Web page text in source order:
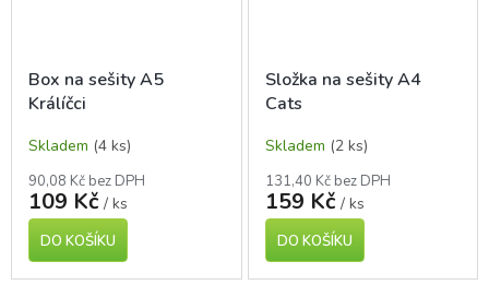
Box na sešity A5
Králíčci
Skladem (4 ks)
90,08 Kč bez DPH
109 Kč / ks
DO KOŠÍKU
Složka na sešity A4
Cats
Skladem (2 ks)
131,40 Kč bez DPH
159 Kč / ks
DO KOŠÍKU